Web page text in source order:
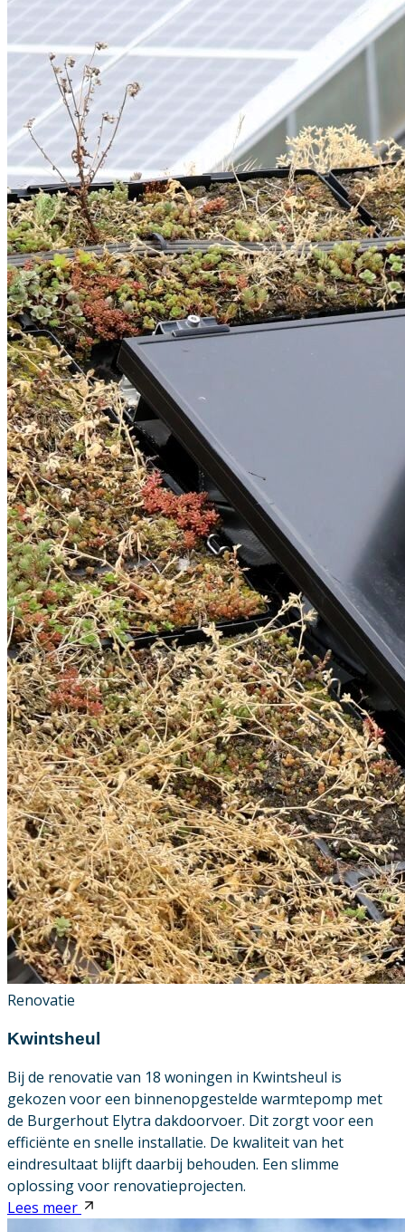
Renovatie
Kwintsheul
Bij de renovatie van 18 woningen in Kwintsheul is
gekozen voor een binnenopgestelde warmtepomp met
de Burgerhout Elytra dakdoorvoer. Dit zorgt voor een
efficiënte en snelle installatie. De kwaliteit van het
eindresultaat blijft daarbij behouden. Een slimme
oplossing voor renovatieprojecten.
Lees meer